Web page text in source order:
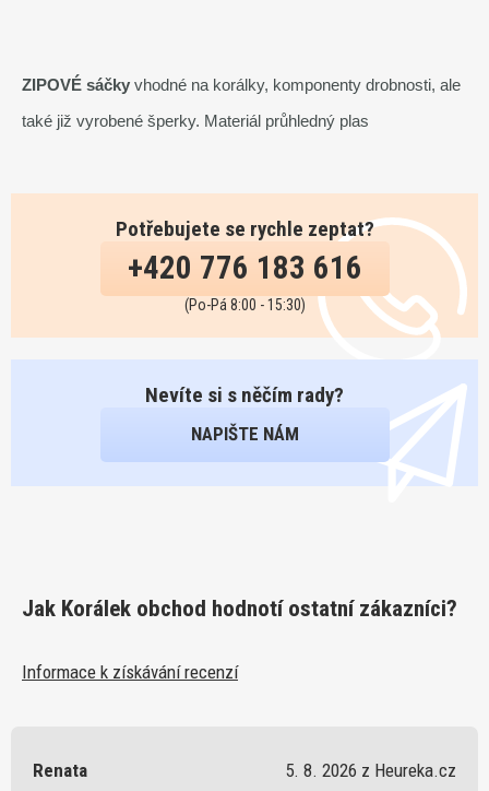
ZIPOVÉ sáčky vhodné na korálky, komponenty drobnosti, ale
také již vyrobené šperky. Materiál průhledný plas
Potřebujete se rychle zeptat?
+420 776 183 616
(Po-Pá 8:00 - 15:30)
Nevíte si s něčím rady?
NAPIŠTE NÁM
Jak Korálek obchod hodnotí ostatní zákazníci?
Informace k získávání recenzí
Renata 5. 8. 2026 z Heureka.cz